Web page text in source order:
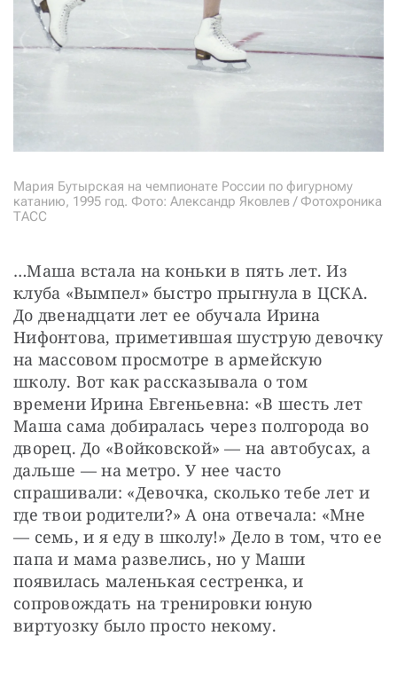
Мария Бутырская на чемпионате России по фигурному
катанию, 1995 год. Фото: Александр Яковлев / Фотохроника
ТАСС
…Маша встала на коньки в пять лет. Из
клуба «Вымпел» быстро прыгнула в ЦСКА.
До двенадцати лет ее обучала Ирина
Нифонтова, приметившая шуструю девочку
на массовом просмотре в армейскую
школу. Вот как рассказывала о том
времени Ирина Евгеньевна: «В шесть лет
Маша сама добиралась через полгорода во
дворец. До «Войковской» — на автобусах, а
дальше — на метро. У нее часто
спрашивали: «Девочка, сколько тебе лет и
где твои родители?» А она отвечала: «Мне
— семь, и я еду в школу!» Дело в том, что ее
папа и мама развелись, но у Маши
появилась маленькая сестренка, и
сопровождать на тренировки юную
виртуозку было просто некому.